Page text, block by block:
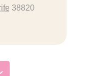
38820